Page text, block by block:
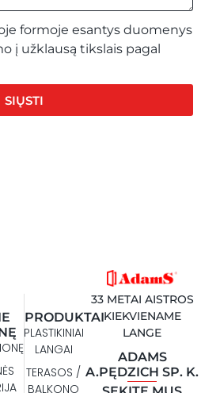
formoje esantys duomenys
į užklausą tikslais pagal
SIŲSTI
33 METAI AISTROS
KIEKVIENAME
LANGE
ADAMS
A.PĘDZICH SP. K.
PRODUKTAI
PLASTIKINIAI
LANGAI
TERASOS /
BALKONO